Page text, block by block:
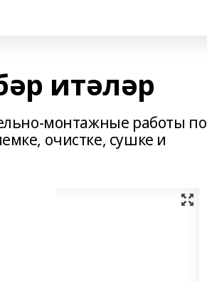
итәләр
монтажные работы по
очистке, сушке и